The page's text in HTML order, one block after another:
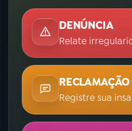
DENÚNCIA
Relate
RECLAMAÇÃO
Registre sua